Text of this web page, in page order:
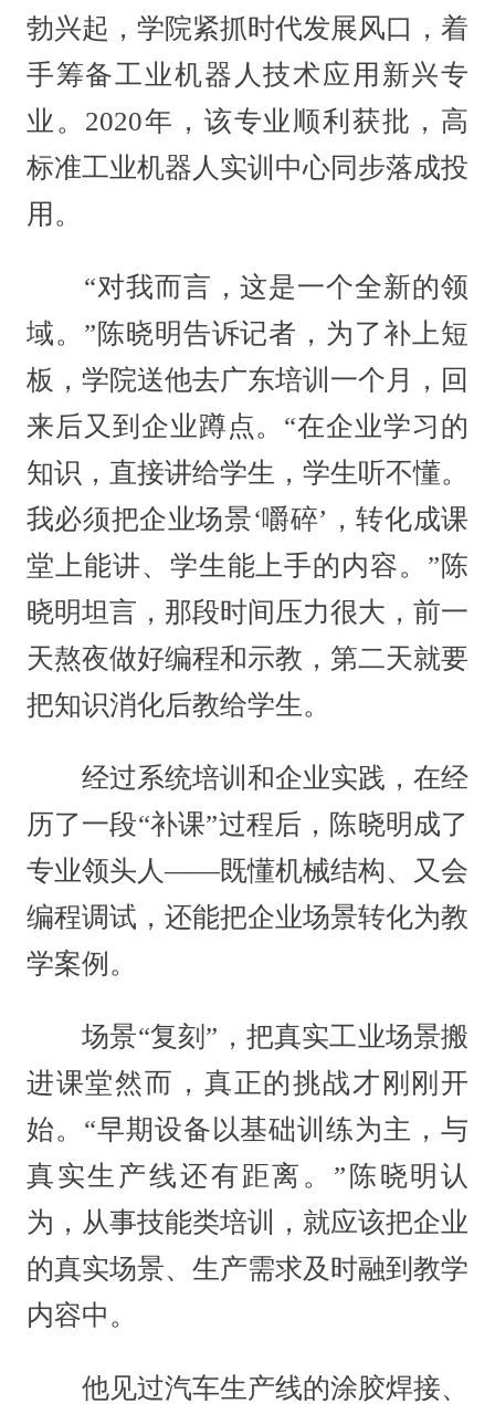
勃兴起，学院紧抓时代发展风口，着
手筹备工业机器人技术应用新兴专
业。2020年，该专业顺利获批，高
标准工业机器人实训中心同步落成投
用。
“对我而言，这是一个全新的领
域。”陈晓明告诉记者，为了补上短
板，学院送他去广东培训一个月，回
来后又到企业蹲点。“在企业学习的
知识，直接讲给学生，学生听不懂。
我必须把企业场景‘嚼碎’，转化成课
堂上能讲、学生能上手的内容。”陈
晓明坦言，那段时间压力很大，前一
天熬夜做好编程和示教，第二天就要
把知识消化后教给学生。
经过系统培训和企业实践，在经
历了一段“补课”过程后，陈晓明成了
专业领头人——既懂机械结构、又会
编程调试，还能把企业场景转化为教
学案例。
场景“复刻”，把真实工业场景搬
进课堂然而，真正的挑战才刚刚开
始。“早期设备以基础训练为主，与
真实生产线还有距离。”陈晓明认
为，从事技能类培训，就应该把企业
的真实场景、生产需求及时融到教学
内容中。
他见过汽车生产线的涂胶焊接、